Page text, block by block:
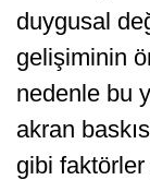
duygusal
gelişiminin
nedenle bu
akran
gibi faktörler